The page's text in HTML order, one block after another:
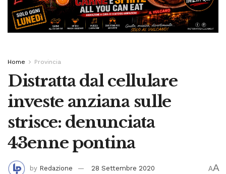
Home Provincia
Distratta dal cellulare
investe anziana sulle
strisce: denunciata
43enne pontina
by Redazione 28 Settembre 2020 AA